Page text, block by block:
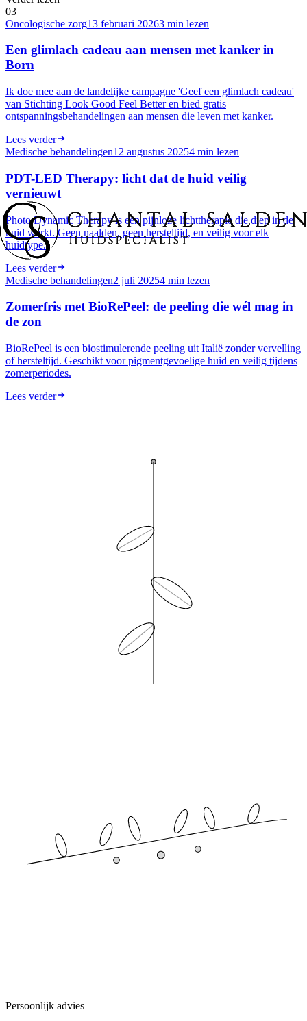
03
Oncologische zorg13 februari 20263 min lezen
Een glimlach cadeau aan mensen met kanker in
Born
Ik doe mee aan de landelijke campagne 'Geef een glimlach cadeau'
van Stichting Look Good Feel Better en bied gratis
ontspanningsbehandelingen aan mensen die leven met kanker.
Lees verder
Medische behandelingen12 augustus 20254 min lezen
PDT-LED Therapy: licht dat de huid veilig
vernieuwt
Photo Dynamic Therapy is een pijnloze lichttherapie die diep in de
huid werkt. Geen naalden, geen hersteltijd, en veilig voor elk
huidtype.
Lees verder
Medische behandelingen2 juli 20254 min lezen
Zomerfris met BioRePeel: de peeling die wél mag in
de zon
BioRePeel is een biostimulerende peeling uit Italië zonder vervelling
of hersteltijd. Geschikt voor pigmentgevoelige huid en veilig tijdens
zomerperiodes.
Lees verder
Persoonlijk advies